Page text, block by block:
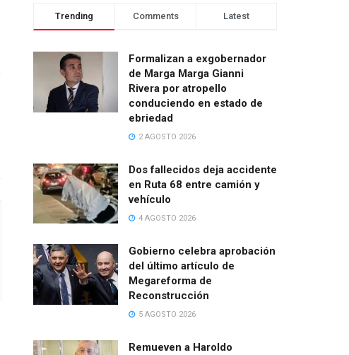
Trending Comments Latest
Formalizan a exgobernador
de Marga Marga Gianni
Rivera por atropello
conduciendo en estado de
ebriedad
2 AGOSTO 2026
Dos fallecidos deja accidente
en Ruta 68 entre camión y
vehículo
4 AGOSTO 2026
Gobierno celebra aprobación
del último artículo de
Megareforma de
Reconstrucción
5 AGOSTO 2026
Remueven a Haroldo